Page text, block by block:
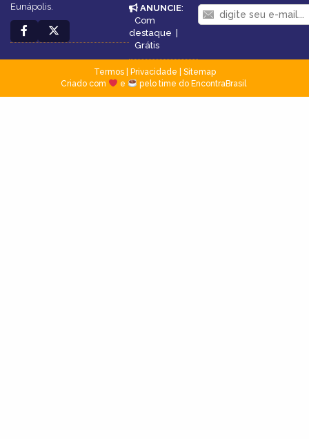
Eunápolis.
ANUNCIE:
Com
destaque |
Grátis
Termos| Privacidade
Sitemap
Criado com
e pelo time do EncontraBrasil